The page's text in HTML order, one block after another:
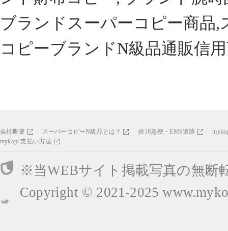
ブランドスーパーコピー商品
コピーブランドN級品通販信
会社概要 スーパーコピーN級品とは？ 佐川急便・EMS追跡
mykopi 支払い方法
※当WEBサイト掲載写真の無断
Copyright © 2021-2025